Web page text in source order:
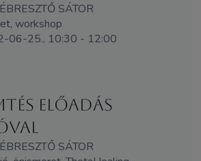
SÁTOR
workshop
06-25., 10:30 - 12:00
előadás
SÁTOR